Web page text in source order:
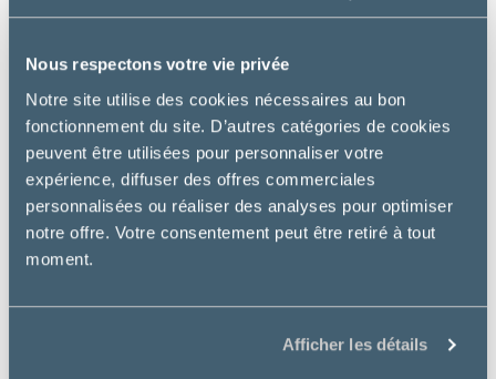
Nous respectons votre vie privée
Notre site utilise des cookies nécessaires au bon
fonctionnement du site. D’autres catégories de cookies
peuvent être utilisées pour personnaliser votre
expérience, diffuser des offres commerciales
personnalisées ou réaliser des analyses pour optimiser
notre offre. Votre consentement peut être retiré à tout
moment.
Afficher les détails